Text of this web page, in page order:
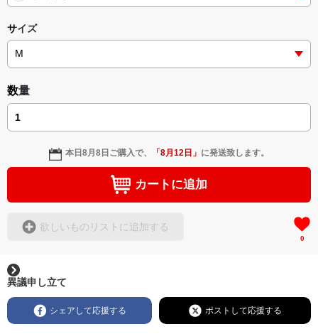
サイズ
数量
本日8月8日 ご購入で、 「8月12日 」 に発送致します。
カートに追加
欲しいものリストに追加する
0
異議申し立て
シェアして応援する ポストして応援する